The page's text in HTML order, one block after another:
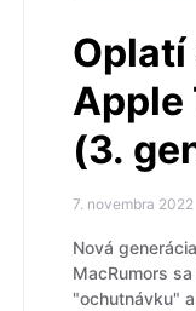
Oplatí
Apple
(3.
7. novembra 2022
Nová
MacRumors
"ochutnávku"